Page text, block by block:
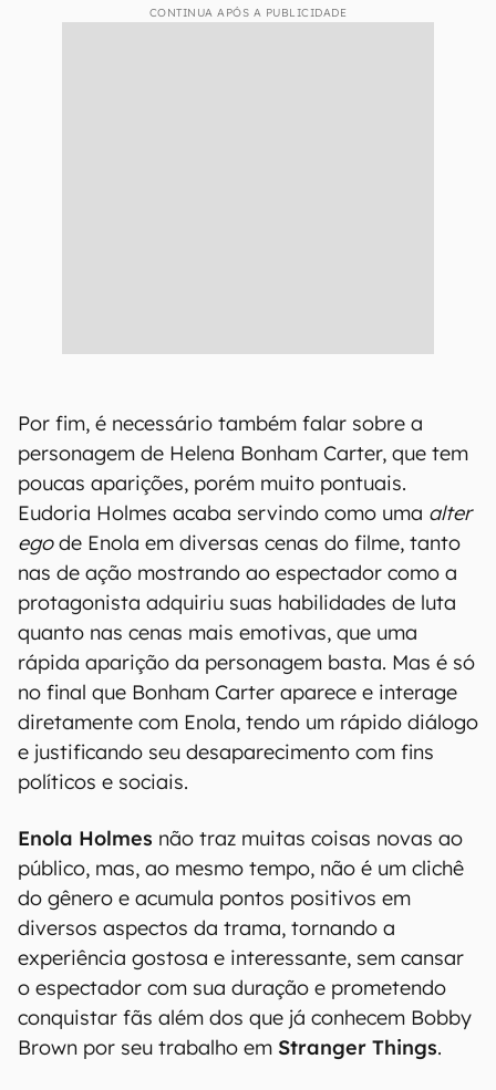
CONTINUA APÓS A PUBLICIDADE
Por fim, é necessário também falar sobre a
personagem de Helena Bonham Carter, que tem
poucas aparições, porém muito pontuais.
Eudoria Holmes acaba servindo como uma alter
egode Enola em diversas cenas do filme, tanto
nas de ação mostrando ao espectador como a
protagonista adquiriu suas habilidades de luta
quanto nas cenas mais emotivas, que uma
rápida aparição da personagem basta. Mas é só
no final que Bonham Carter aparece e interage
diretamente com Enola, tendo um rápido diálogo
e justificando seu desaparecimento com fins
políticos e sociais.
Enola Holmes não traz muitas coisas novas ao
público, mas, ao mesmo tempo, não é um clichê
do gênero e acumula pontos positivos em
diversos aspectos da trama, tornando a
experiência gostosa e interessante, sem cansar
o espectador com sua duração e prometendo
conquistar fãs além dos que já conhecem Bobby
Brown por seu trabalho em Stranger Things.